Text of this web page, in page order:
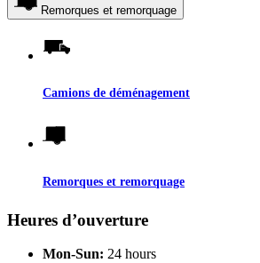
Remorques et remorquage
Camions de déménagement
Remorques et remorquage
Heures d’ouverture
Mon-Sun: 24 hours